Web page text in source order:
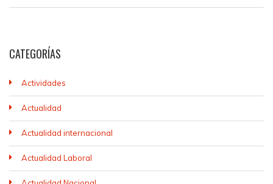
CATEGORÍAS
Actividades
Actualidad
Actualidad internacional
Actualidad Laboral